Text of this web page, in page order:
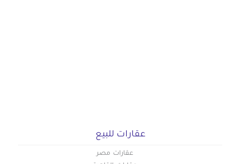
عقارات للبيع
عقارات مصر